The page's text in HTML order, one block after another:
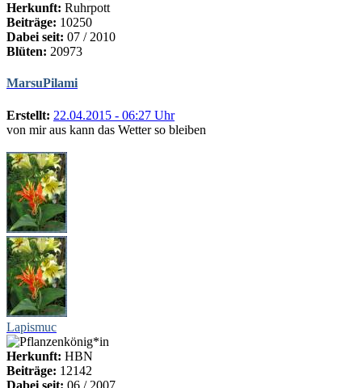
Herkunft: Ruhrpott
Beiträge: 10250
Dabei seit: 07 / 2010
Blüten: 20973
MarsuPilami
Erstellt: 22.04.2015 - 06:27 Uhr
von mir aus kann das Wetter so bleiben
Lapismuc
Herkunft: HBN
Beiträge: 12142
Dabei seit: 06 / 2007